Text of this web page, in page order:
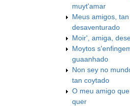
muyt'amar
Meus amigos, tan
desaventurado
Moir', amiga,
Moytos
guaanhado
Non sey no
tan coytado
O meu amigo
quer